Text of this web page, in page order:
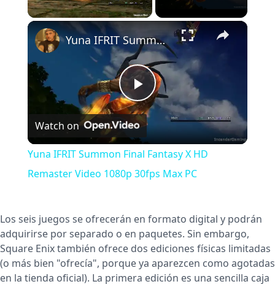
×
Play
Video
Yuna IFRIT Summon Final Fantasy X HD Remaster Video 1080p 30fps Max PC
Watch on
Yuna IFRIT Summon Final Fantasy X HD
Remaster Video 1080p 30fps Max PC
Los seis juegos se ofrecerán en formato digital y podrán
adquirirse por separado o en paquetes. Sin embargo,
Square Enix también ofrece dos ediciones físicas limitadas
(o más bien "ofrecía", porque ya aparezcen como agotadas
en la tienda oficial). La primera edición es una sencilla caja